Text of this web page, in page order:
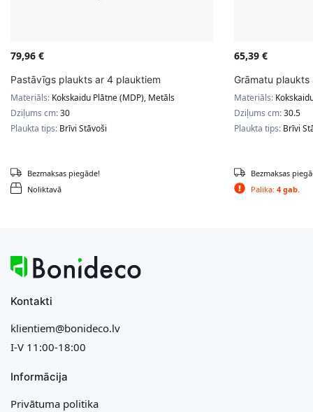
79,96 €
Pastāvīgs plaukts ar 4 plauktiem
Materiāls: Kokskaidu Plātne (MDP), Metāls
Dziļums cm:30
Plaukta tips: Brīvi Stāvoši
Noliktavā
Bezmaksas piegāde!
65,39 €
Grāmatu
Materiāls:
Dziļums cm:30.5
Plaukta tips: Brīvi
Palika: 4 gab.
Bezmaksas
Kontakti
klientiem@bonideco.lv
I-V 11:00-18:00
Informācija
Privātuma politika